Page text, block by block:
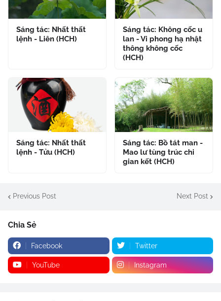
Sáng tác: Nhất thất
lệnh - Liên (HCH)
Sáng tác: Không cốc u
lan - Vi phong hạ nhật
thông không cốc
(HCH)
Sáng tác: Nhất thất
lệnh - Tửu (HCH)
Sáng tác: Bồ tát man -
Mao lư tùng trúc chi
gian kết (HCH)
Previous Post Next Post
Chia Sẻ
Facebook Twitter
YouTube Instagram